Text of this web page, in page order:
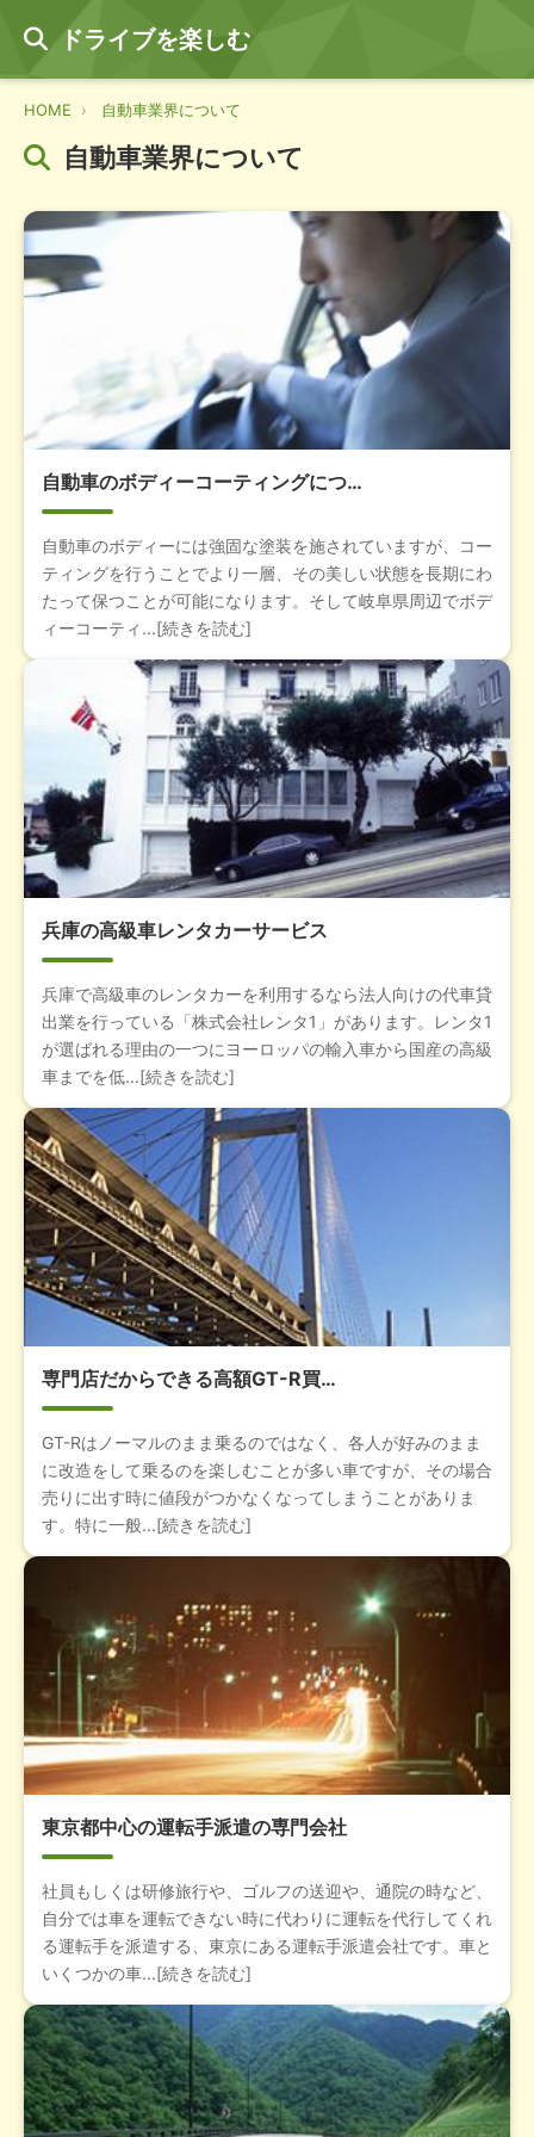
ドライブを楽しむ
HOME 自動車業界について
自動車業界について
自動車のボディーコーティングにつ…
自動車のボディーには強固な塗装を施されていますが、コー
ティングを行うことでより一層、その美しい状態を長期にわ
たって保つことが可能になります。そして岐阜県周辺でボデ
ィーコーティ...[続きを読む]
兵庫の高級車レンタカーサービス
兵庫で高級車のレンタカーを利用するなら法人向けの代車貸
出業を行っている「株式会社レンタ1」があります。レンタ1
が選ばれる理由の一つにヨーロッパの輸入車から国産の高級
車までを低...[続きを読む]
専門店だからできる高額GT-R買…
GT-Rはノーマルのまま乗るのではなく、各人が好みのまま
に改造をして乗るのを楽しむことが多い車ですが、その場合
売りに出す時に値段がつかなくなってしまうことがありま
す。特に一般...[続きを読む]
東京都中心の運転手派遣の専門会社
社員もしくは研修旅行や、ゴルフの送迎や、通院の時など、
自分では車を運転できない時に代わりに運転を代行してくれ
る運転手を派遣する、東京にある運転手派遣会社です。車と
いくつかの車...[続きを読む]